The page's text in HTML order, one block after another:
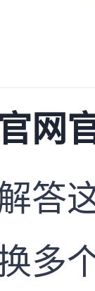
网
答
多